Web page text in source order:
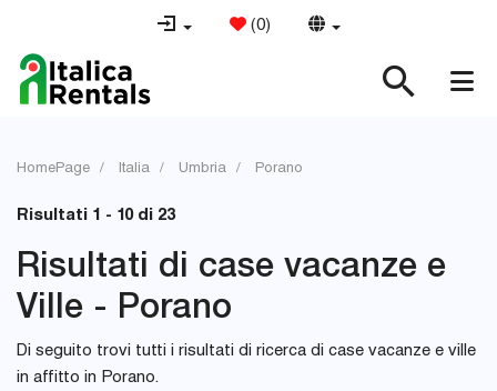
(0)
HomePage Italia Umbria Porano
Risultati 1 - 10 di 23
Risultati di case vacanze e
Ville - Porano
Di seguito trovi tutti i risultati di ricerca di case vacanze e ville
in affitto in Porano.